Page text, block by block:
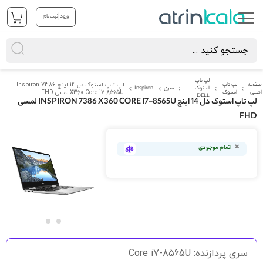
ورود|ثبت نام
صفحه
اصلی
لپ تاپ
استوک
لپ تاپ
استوک
DELL
سری Inspiron
لپ تاپ استوک دل 14 اینچ Inspiron 7386
X360 Core i7-8565U لمسی FHD
لپ تاپ استوک دل 14 اینچ INSPIRON 7386 X360 CORE I7-8565U لمسی
FHD
اتمام موجودی
سری پردازنده: Core i7-8565U